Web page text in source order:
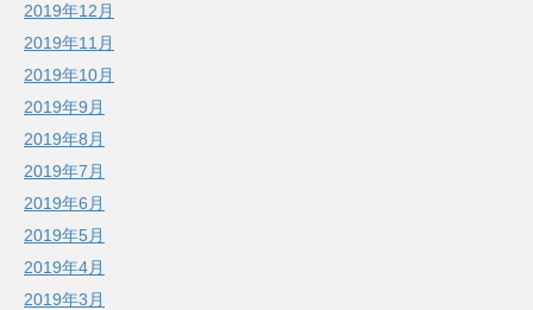
2019年12月
2019年11月
2019年10月
2019年9月
2019年8月
2019年7月
2019年6月
2019年5月
2019年4月
2019年3月